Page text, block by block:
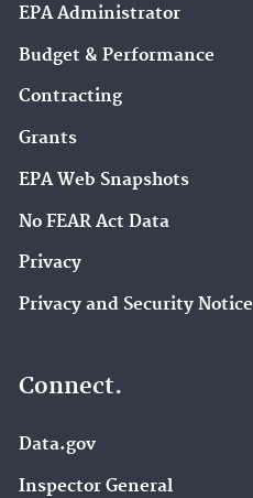
EPA Administrator
Budget & Performance
Contracting
Grants
EPA Web Snapshots
No FEAR Act Data
Privacy
Privacy and Security Notice
Connect.
Data.gov
Inspector General